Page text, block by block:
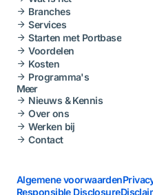
Branches
Services
Starten met Portbase
Voordelen
Kosten
Programma's
Meer
Nieuws & Kennis
Over ons
Werken bij
Contact
Algemene voorwaarden
Responsible Disclosure